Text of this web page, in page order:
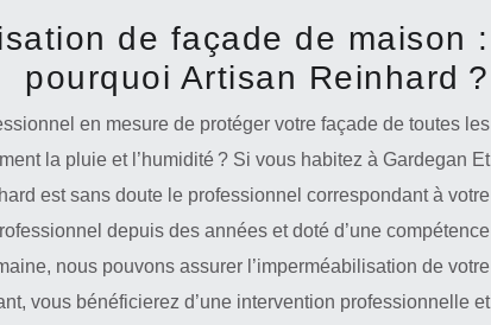
de façade de maison :
pourquoi Artisan Reinhard ?
en mesure de protéger votre façade de toutes les
la pluie et l’humidité ? Si vous habitez à Gardegan Et
est sans doute le professionnel correspondant à votre
depuis des années et doté d’une compétence
nous pouvons assurer l’imperméabilisation de votre
vous bénéficierez d’une intervention professionnelle et